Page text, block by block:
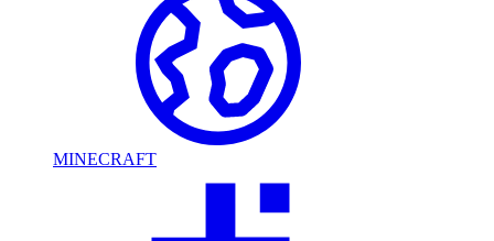
MINECRAFT